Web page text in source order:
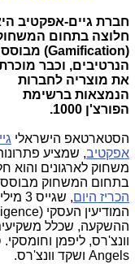
חברת גיים-אפקטיב
חלוצה בתחום
(Gamification) מבוסס
הנרטיבים, וכבר
את מוצריה לחברות
הנמצאות ברשימת
הפורצ'ן 1000.
הסטארטאפ הישראלי
אפקטיב, שמציע
משחוק לארגונים והוא
בתחום המשחוק מבוסס
הכריז היום, שגייס 3 מיליון דולרים. חברת ורינט (
המודיעין העסקי (
ההשקעה, שכלל
וונצ'רס, ליפמן
Angels ושקד וונצ'רס.